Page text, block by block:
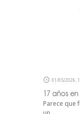
01/05/2026,
17 años
Parece que